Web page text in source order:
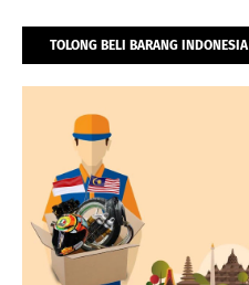
TOLONG BELI BARANG INDONESIA